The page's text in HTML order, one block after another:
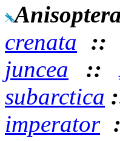
crenata
juncea ::
subarctica
imperator